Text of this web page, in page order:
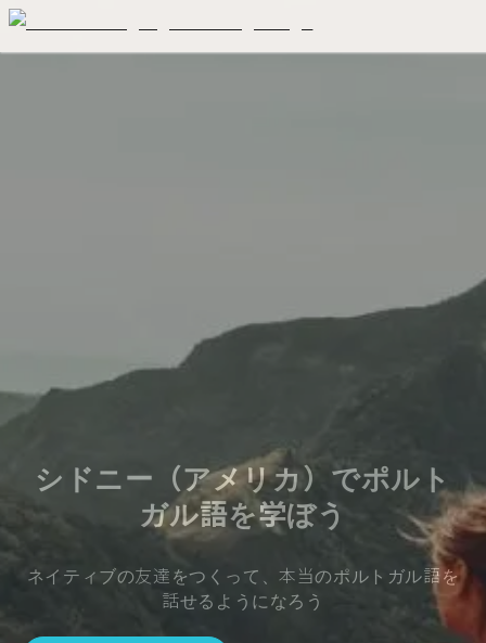
シドニー（アメリカ）でポルト
ガル語を学ぼう
ネイティブの友達をつくって、本当のポルトガル語を
話せるようになろう